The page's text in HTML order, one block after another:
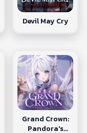
Devil May Cry
Grand Crown:
Pandora's